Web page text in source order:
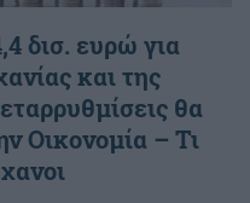
δισ. ευρώ για
και της
θα
Οικονομία – Τι